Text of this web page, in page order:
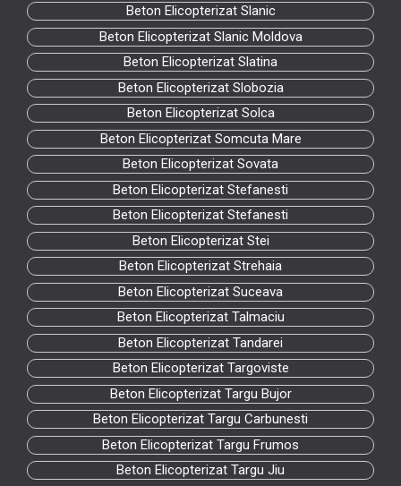
Beton Elicopterizat Slanic
Beton Elicopterizat Slanic Moldova
Beton Elicopterizat Slatina
Beton Elicopterizat Slobozia
Beton Elicopterizat Solca
Beton Elicopterizat Somcuta Mare
Beton Elicopterizat Sovata
Beton Elicopterizat Stefanesti
Beton Elicopterizat Stefanesti
Beton Elicopterizat Stei
Beton Elicopterizat Strehaia
Beton Elicopterizat Suceava
Beton Elicopterizat Talmaciu
Beton Elicopterizat Tandarei
Beton Elicopterizat Targoviste
Beton Elicopterizat Targu Bujor
Beton Elicopterizat Targu Carbunesti
Beton Elicopterizat Targu Frumos
Beton Elicopterizat Targu Jiu